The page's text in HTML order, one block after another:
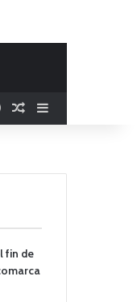
AccesoPublicación al
fin de